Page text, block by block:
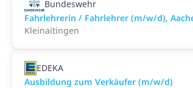
Bundeswehr
Fahrlehrerin / Fahrlehrer (m/w/d),
Kleinaitingen
EDEKA
Ausbildung zum Verkäufer (m/w/d)